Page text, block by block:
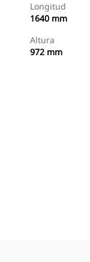
Longitud
1640 mm
Altura
972 mm